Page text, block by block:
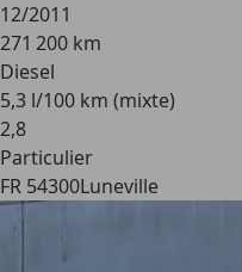
12/2011
271 200 km
Diesel
5,3 l/100 km (mixte)
2,8
Particulier
FR 54300Luneville